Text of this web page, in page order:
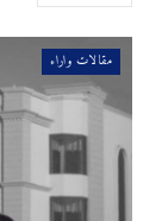
مقالات واراء